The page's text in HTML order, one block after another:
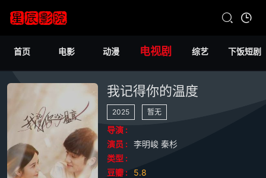
首页 电影 动漫 电视剧 综艺 下饭短剧
我记得你的温度
2025 暂无
导演 :
演员 :
李明峻 秦杉
类型 :
豆瓣 :
5.8